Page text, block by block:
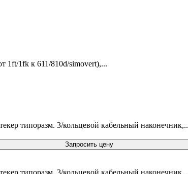
1ft/1fk к 611/810d/simovert),...
типоразм. 3/кольцевой кабельный наконечник,..
Запросить цену
типоразм. 3/кольцевой кабельный наконечник,..